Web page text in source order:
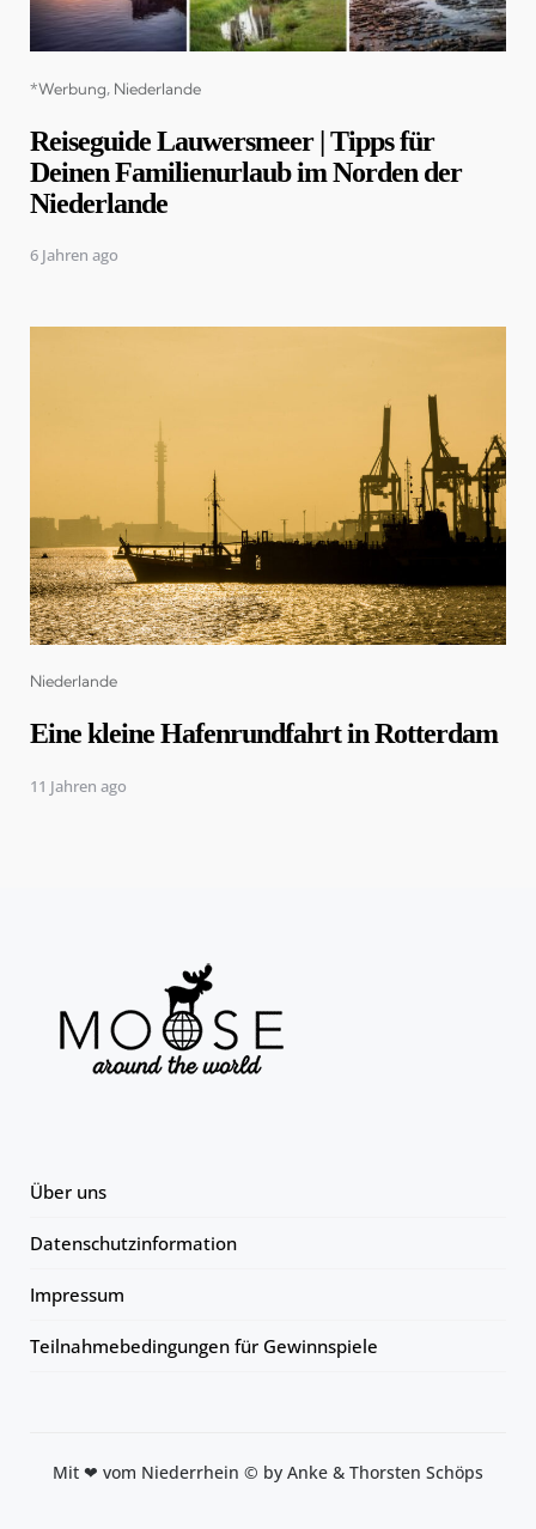
Categories
*Werbung Niederlande
Reiseguide Lauwersmeer | Tipps für
Deinen Familienurlaub im Norden der
Niederlande
6 Jahren ago
Categories
Niederlande
Eine kleine Hafenrundfahrt in Rotterdam
11 Jahren ago
Über uns
Datenschutzinformation
Impressum
Teilnahmebedingungen für Gewinnspiele
Mit ❤ vom Niederrhein © by Anke & Thorsten Schöps